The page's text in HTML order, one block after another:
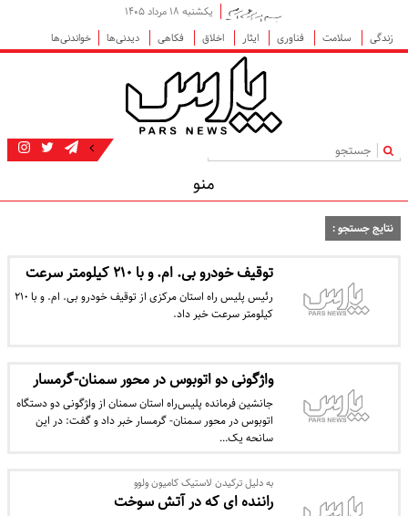
یکشنبه ۱۸ مرداد ۱۴۰۵
زندگی
سلامت فناوری ایثار اخلاق فکاهی دیدنی‌ها خواندنی‌ها
|
منو
نتایج جستجو :
توقیف خودرو بی. ام. و با ۲۱۰ کیلومتر سرعت
رئیس پلیس راه استان مرکزی از توقیف خودرو بی. ام. و با ۲۱۰
کیلومتر سرعت خبر داد.
واژگونی دو اتوبوس در محور سمنان-گرمسار
جانشین فرمانده پلیس‌راه استان سمنان از وا‍ژگونی دو دستگاه
اتوبوس در محور سمنان- گرمسار خبر داد و گفت: در این
سانحه یک…
به دلیل ترکیدن لاستیک کامیون ولوو
راننده ای که در آتش سوخت